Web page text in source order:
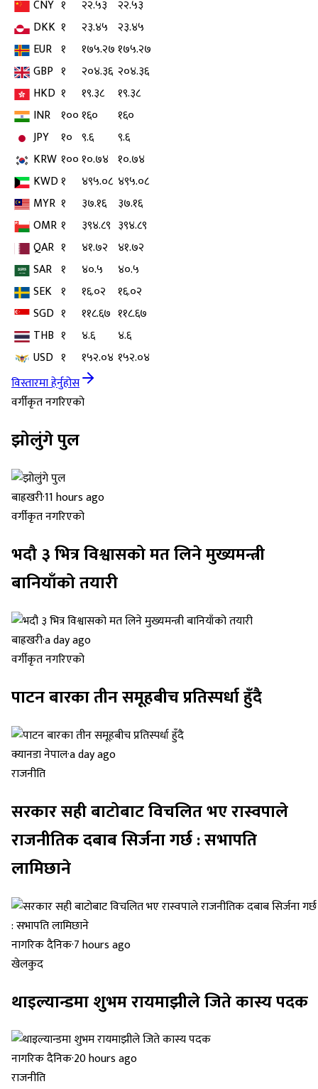
CNY १ २२.५३
२२.५३
DKK १ २३.४५ २३.४५
EUR १ १७५.२७१७५.२७
GBP १ २०४.३६ २०४.३६
HKD १ १९.३८
१९.३८
INR १००१६०
१६०
JPY
१० ९.६
९.६
KRW १००१०.७४ १०.७४
KWD१ ४९५.०८ ४९५.०८
MYR १ ३७.१६
३७.१६
OMR १ ३९४.८९ ३९४.८९
QAR १ ४१.७२ ४१.७२
SAR १ ४०.५
४०.५
SEK १ १६.०२
१६.०२
SGD १ ११८.६७ ११८.६७
THB १ ४.६
४.६
USD १ १५२.०४ १५२.०४
विस्तारमा हेर्नुहोस
वर्गीकृत नगरिएको
झोलुंगे पुल
बाह्रखरी·11 hours ago
वर्गीकृत नगरिएको
भदौ ३ भित्र विश्वासको मत लिने मुख्यमन्त्री
बानियाँको तयारी
बाह्रखरी·a day ago
वर्गीकृत नगरिएको
पाटन बारका तीन समूहबीच प्रतिस्पर्धा हुँदै
क्यानडा नेपाल·a day ago
राजनीति
सरकार सही बाटोबाट विचलित भए रास्वपाले
राजनीतिक दबाब सिर्जना गर्छ : सभापति
लामिछाने
नागरिक दैनिक·7 hours ago
खेलकुद
थाइल्यान्डमा शुभम रायमाझीले जिते कास्य पदक
नागरिक दैनिक·20 hours ago
राजनीति